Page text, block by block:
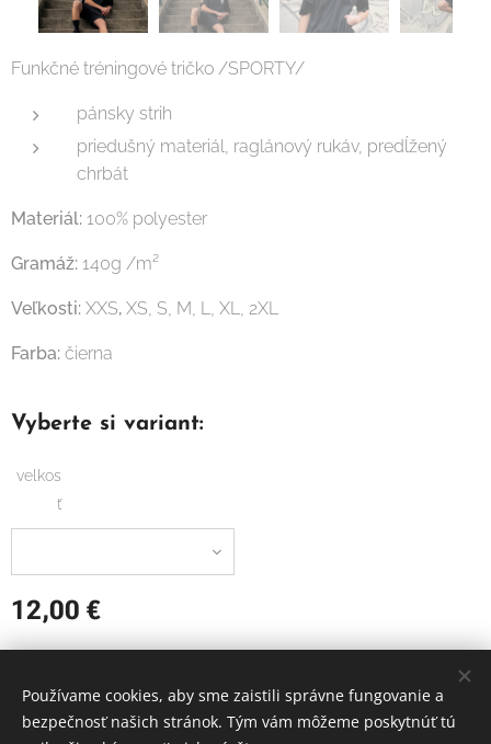
Funkčné tréningové tričko /SPORTY/
pánsky strih
priedušný materiál, raglánový rukáv, predĺžený
chrbát
Materiál: 100% polyester
Gramáž: 140g /m²
Veľkosti: XXS, XS, S, M, L, XL, 2XL
Farba: čierna
Vyberte si variant:
velkos
ť
12,00 €
FLORBAL MODRA
Používame cookies, aby sme zaistili správne fungovanie a
bezpečnosť našich stránok. Tým vám môžeme poskytnúť tú